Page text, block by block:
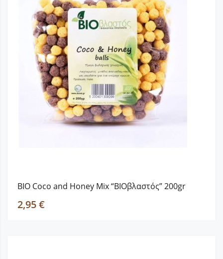
ΒΙΟ Coco and Honey Mix “BIOβλαστός” 200gr
2,95 €